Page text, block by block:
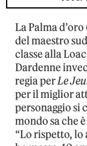
La Palma
del maestro
classe alla
Dardenne
regia perLe
per il miglior
personaggio si
mondo sa che
“Lo rispetto, lo